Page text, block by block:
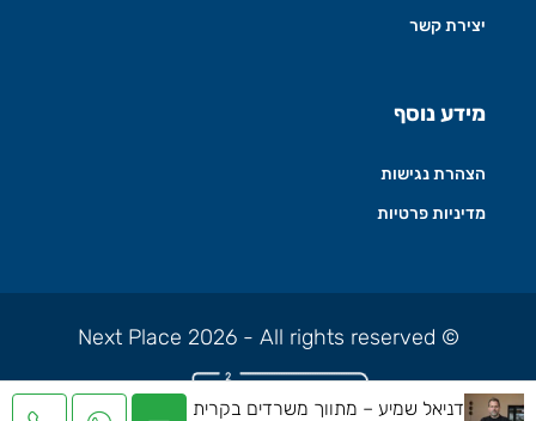
דניאל שמיע – מתווך משרדים בקרית
יצירת קשר
מידע נוסף
הצהרת נגישות
מדיניות פרטיות
© Next Place 2026 - All rights reserved